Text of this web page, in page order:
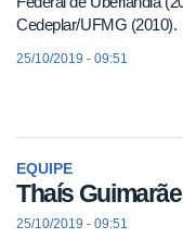
Cedeplar/UFMG (2010).
25/10/2019 - 09:51
EQUIPE
Thaís
25/10/2019 - 09:51